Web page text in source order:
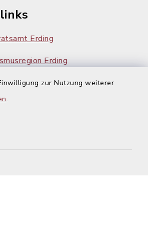
zur Nutzung weiterer
.
Erding
Erding